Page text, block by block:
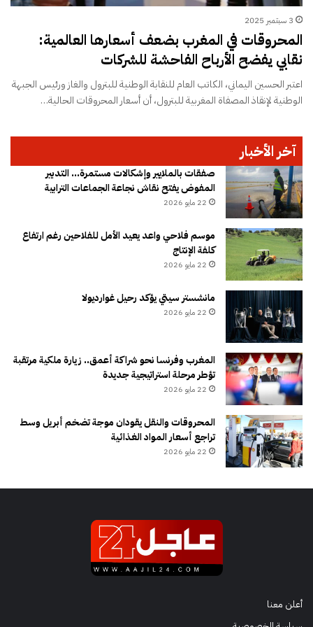
3 سبتمبر 2025
المحروقات في المغرب بضعف أسعارها العالمية:
نقابي يفضح الأرباح الفاحشة للشركات
اعتبر الحسين اليماني، الكاتب العام للنقابة الوطنية للبترول والغاز ورئيس الجبهة
الوطنية لإنقاذ المصفاة المغربية للبترول، أن أسعار المحروقات الحالية…
آخر الأخبار
صفقات بالملايير وإشكالات مستمرة… التدبير
المفوض يفتح نقاش نجاعة الجماعات الترابية
22 مايو 2026
موسم فلاحي واعد يعيد الأمل للفلاحين رغم ارتفاع
كلفة الإنتاج
22 مايو 2026
مانشستر سيتي يؤكد رحيل غوارديولا
22 مايو 2026
المغرب وفرنسا نحو شراكة أعمق.. زيارة ملكية مرتقبة
تؤطر مرحلة استراتيجية جديدة
22 مايو 2026
المحروقات والنقل يقودان موجة تضخم أبريل وسط
تراجع أسعار المواد الغذائية
22 مايو 2026
أعلن معنا